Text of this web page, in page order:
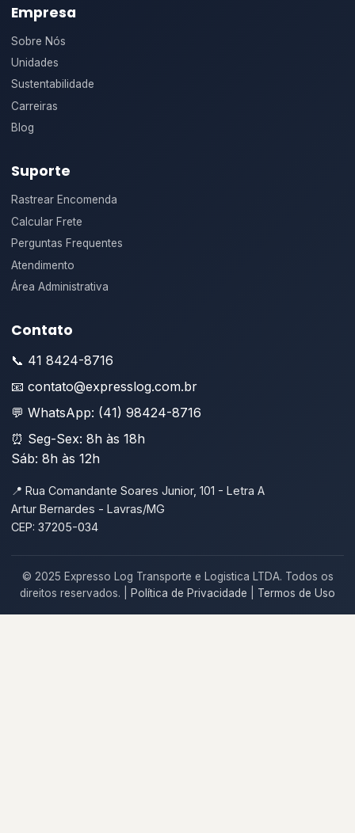
Empresa
Sobre Nós
Unidades
Sustentabilidade
Carreiras
Blog
Suporte
Rastrear Encomenda
Calcular Frete
Perguntas Frequentes
Atendimento
Área Administrativa
Contato
📞 41 8424-8716
📧 contato@expresslog.com.br
💬 WhatsApp: (41) 98424-8716
⏰ Seg-Sex: 8h às 18h
Sáb: 8h às 12h
📍 Rua Comandante Soares Junior, 101 - Letra A
Artur Bernardes - Lavras/MG
CEP: 37205-034
© 2025 Expresso Log Transporte e Logistica LTDA. Todos os
direitos reservados. |
Política de Privacidade Termos de Uso